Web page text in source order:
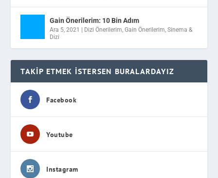
Gain Önerilerim: 10 Bin Adım
Ara 5, 2021 Dizi Önerilerim,Gain Önerilerim,Sinema &
Dizi
TAKIP ETMEK İSTERSEN BURALARDAYIZ
Facebook
Youtube
Instagram